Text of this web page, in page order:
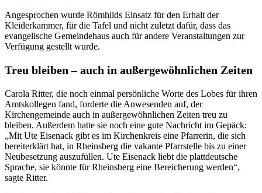
Angesprochen wurde Römhilds Einsatz für den Erhalt der
Kleiderkammer, für die Tafel und nicht zuletzt dafür, dass das
evangelische Gemeindehaus auch für andere Veranstaltungen zur
Verfügung gestellt wurde.
Treu bleiben – auch in außergewöhnlichen Zeiten
Carola Ritter, die noch einmal persönliche Worte des Lobes für ihren
Amtskollegen fand, forderte die Anwesenden auf, der
Kirchengemeinde auch in außergewöhnlichen Zeiten treu zu
bleiben. Außerdem hatte sie noch eine gute Nachricht im Gepäck:
„Mit Ute Eisenack gibt es im Kirchenkreis eine Pfarrerin, die sich
bereiterklärt hat, in Rheinsberg die vakante Pfarrstelle bis zu einer
Neubesetzung auszufüllen. Ute Eisenack liebt die plattdeutsche
Sprache, sie könnte für Rheinsberg eine Bereicherung werden“,
sagte Ritter.